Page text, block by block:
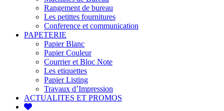
Rangement de bureau
Les petittes fournitures
Conference et communication
PAPETERIE
Papier Blanc
Papier Couleur
Courrier et Bloc Note
Les etiquettes
Papier Listing
Travaux d’Impression
ACTUALITES ET PROMOS